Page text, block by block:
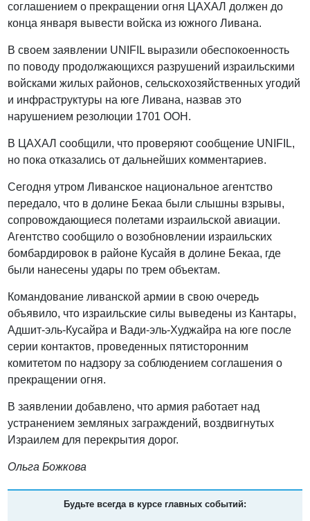
соглашением о прекращении огня ЦАХАЛ должен до
конца января вывести войска из южного Ливана.
В своем заявлении UNIFIL выразили обеспокоенность
по поводу продолжающихся разрушений израильскими
войсками жилых районов, сельскохозяйственных угодий
и инфраструктуры на юге Ливана, назвав это
нарушением резолюции 1701 ООН.
В ЦАХАЛ сообщили, что проверяют сообщение UNIFIL,
но пока отказались от дальнейших комментариев.
Сегодня утром Ливанское национальное агентство
передало, что в долине Бекаа были слышны взрывы,
сопровождающиеся полетами израильской авиации.
Агентство сообщило о возобновлении израильских
бомбардировок в районе Кусайя в долине Бекаа, где
были нанесены удары по трем объектам.
Командование ливанской армии в свою очередь
объявило, что израильские силы выведены из Кантары,
Адшит-эль-Кусайра и Вади-эль-Худжайра на юге после
серии контактов, проведенных пятисторонним
комитетом по надзору за соблюдением соглашения о
прекращении огня.
В заявлении добавлено, что армия работает над
устранением земляных заграждений, воздвигнутых
Израилем для перекрытия дорог.
Ольга Божкова
Будьте всегда в курсе главных событий: